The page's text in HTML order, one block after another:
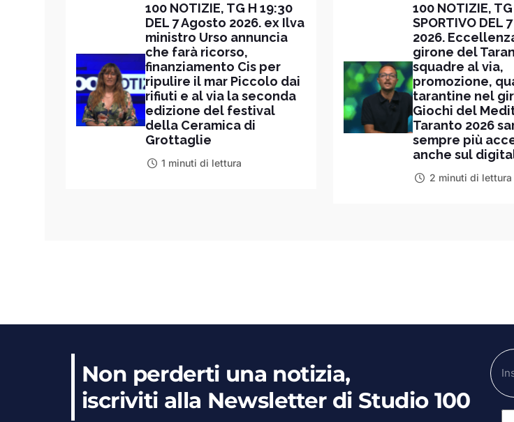
100 NOTIZIE, TG H 19:30
DEL 7 Agosto 2026. ex Ilva
ministro Urso annuncia
che farà ricorso,
finanziamento Cis per
ripulire il mar Piccolo dai
rifiuti e al via la seconda
edizione del festival
della Ceramica di
Grottaglie
1 minuti di lettura
100 NOTIZIE, TG
SPORTIVO DEL
2026.
girone del
squadre al via,
promozione,
tarantine nel
Giochi del
Taranto 2026
sempre più
anche sul
2 minuti di lettura
Non perderti una notizia,
iscriviti alla Newsletter di Studio 100